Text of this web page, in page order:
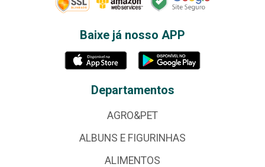
Baixe já nosso APP
Departamentos
AGRO&PET
ALBUNS E FIGURINHAS
ALIMENTOS